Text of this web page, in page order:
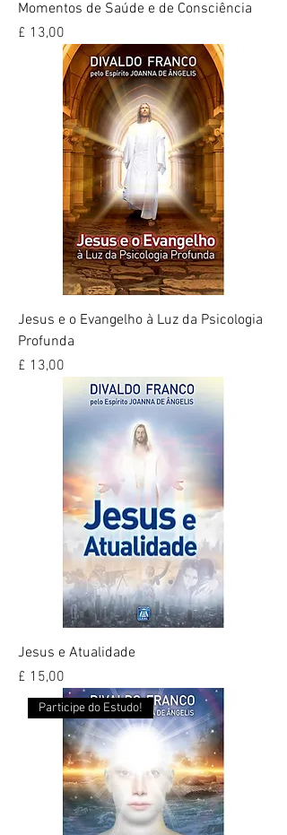
Momentos de Saúde e de Consciência
Preço
£ 13,00
Jesus e o Evangelho à Luz da Psicologia
Profunda
Preço
£ 13,00
Jesus e Atualidade
Preço
£ 15,00
Participe do Estudo!